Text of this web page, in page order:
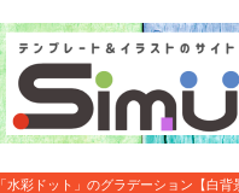
「水彩ドット」のグラデーション【白